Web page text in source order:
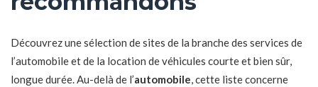
Découvrez une sélection de sites de la branche des services de
l’automobile et de la location de véhicules courte et bien sûr,
longue durée. Au-delà de l’automobile, cette liste concerne